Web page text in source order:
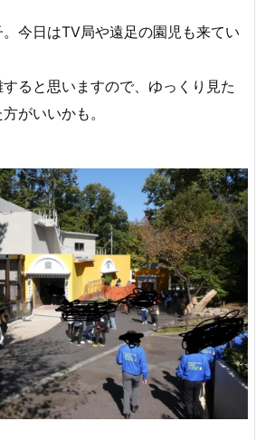
今日はTV局や遠足の園児も来てい
ると思いますので、ゆっくり見た
がいいかも。